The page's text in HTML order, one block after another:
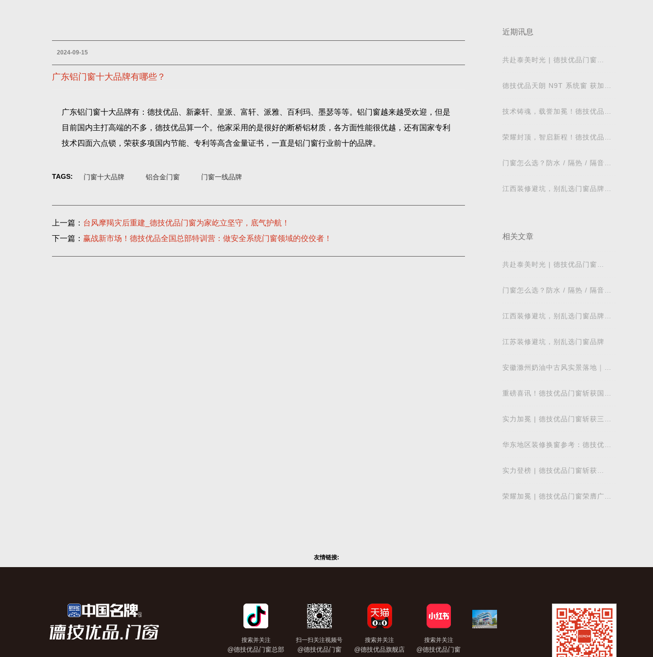
2024-09-15
广东铝门窗十大品牌有哪些？
广东铝门窗十大品牌有：德技优品、新豪轩、皇派、富轩、派雅、百利玛、墨瑟等等。铝门窗越来越受欢迎，但是
目前国内主打高端的不多，德技优品算一个。他家采用的是很好的断桥铝材质，各方面性能很优越，还有国家专利
技术四面六点锁，荣获多项国内节能、专利等高含金量证书，一直是铝门窗行业前十的品牌。
TAGS: 门窗十大品牌 铝合金门窗 门窗一线品牌
上一篇： 台风摩羯灾后重建_德技优品门窗为家屹立坚守，底气护航！
下一篇： 赢战新市场！德技优品全国总部特训营：做安全系统门窗领域的佼佼者！
近期讯息
共赴泰美时光 | 德技优品门窗
德技优品天朗 N9T 系统窗 获加拿
技术铸魂，载誉加冕！德技优品门
荣耀封顶，智启新程！德技优品门
标杆
门窗怎么选？防水 / 隔热 / 隔音需
业
江西装修避坑，别乱选门窗品牌，
相关文章
共赴泰美时光 | 德技优品门窗
门窗怎么选？防水 / 隔热 / 隔音需
业
江西装修避坑，别乱选门窗品牌，
江苏装修避坑，别乱选门窗品牌
安徽滁州奶油中古风实景落地｜德
重磅喜讯！德技优品门窗斩获国际
实力加冕 | 德技优品门窗斩获三项
质量发展
华东地区装修换窗参考：德技优品
实力登榜 | 德技优品门窗斩获
以中国智造赋
荣耀加冕 | 德技优品门窗荣膺广东
友情链接:
搜索并关注
@德技优品门窗总部
扫一扫关注视频号
@德技优品门窗
搜索并关注
@德技优品旗舰店
搜索并关注
@德技优品门窗